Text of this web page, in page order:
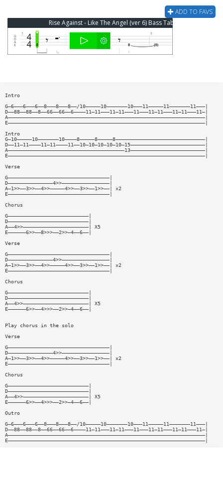
ADD TO FAVS
Rise Against - Like The Angel (ver 6) Bass Tab
Intro
G—6———6———6——8———8———8——/10—————10———————10———11—————11———————11———|
D——88——88——8——66——66——6————11—11———11—11———11———11—11———11—11———11—|
A——————————————————————————————————————————————————————————————————|
E——————————————————————————————————————————————————————————————————|
Intro
G—10—————10———————10————8—————8—————8——————————————————————————————|
D——11—11————11—11————11——10—10—10—10—10—15—————————————————————————|
A———————————————————————————————————————13—————————————————————————|
E——————————————————————————————————————————————————————————————————|
Verse
G——————————————————————————————————|
D———————————————4>>————————————————|
A—1>>——3>>——4>>—————4>>——3>>——1>>——| x2
E——————————————————————————————————|
Chorus
G———————————————————————————|
D———————————————————————————|
A——4>>——————————————————————| X5
E——————6>>——8>>>——2>>—4——6——|
Verse
G——————————————————————————————————|
D———————————————4>>————————————————|
A—1>>——3>>——4>>—————4>>——3>>——1>>——| x2
E——————————————————————————————————|
Chorus
G———————————————————————————|
D———————————————————————————|
A——4>>——————————————————————| X5
E——————6>>——4>>>——2>>—4——6——|
Play chorus in the solo
Verse
G——————————————————————————————————|
D———————————————4>>————————————————|
A—1>>——3>>——4>>—————4>>——3>>——1>>——| x2
E——————————————————————————————————|
Chorus
G———————————————————————————|
D———————————————————————————|
A——4>>——————————————————————| X5
E——————6>>——4>>>——2>>—4——6——|
Outro
G—6———6———6——8———8———8——/10—————10———————10———11—————11———————11———|
D——88——88——8——66——66——6————11—11———11—11———11———11—11———11—11———11—|
A——————————————————————————————————————————————————————————————————|
E——————————————————————————————————————————————————————————————————|